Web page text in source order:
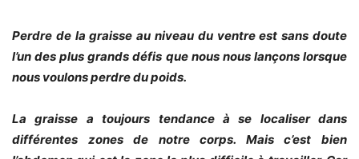
Perdre de la graisse au niveau du ventre est sans doute
l’un des plus grands défis que nous nous lançons lorsque
nous voulons perdre du poids.
La graisse a toujours tendance à se localiser dans
différentes zones de notre corps. Mais c’est bien